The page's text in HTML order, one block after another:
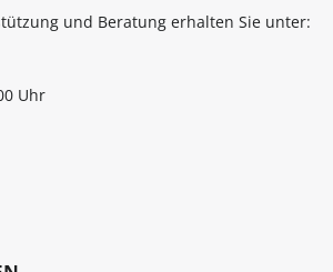
und Beratung erhalten Sie unter:
Uhr